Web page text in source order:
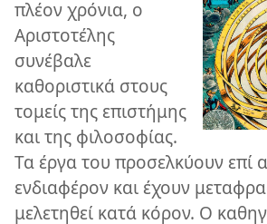
πλέον χρόνια, ο
Αριστοτέλης
συνέβαλε
καθοριστικά στους
τομείς της επιστήμης
και της φιλοσοφίας.
Τα έργα του προσελκύουν επί
ενδιαφέρον και έχουν
μελετηθεί κατά κόρον. Ο